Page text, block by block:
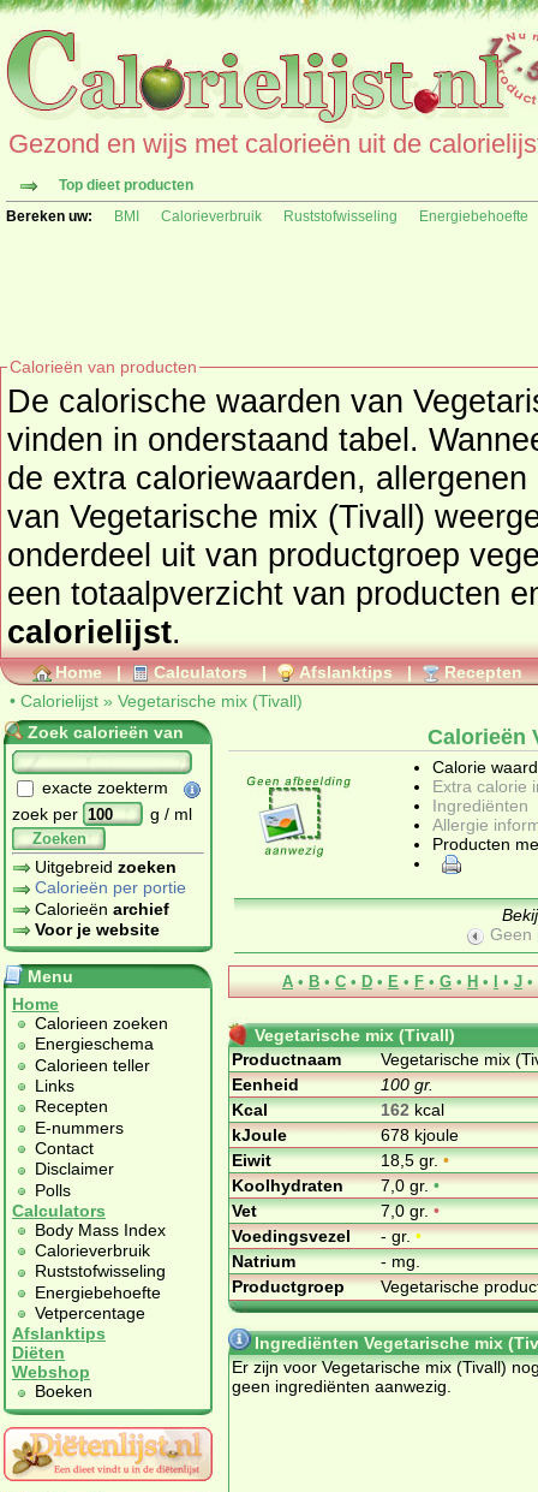
Gezond en wijs met calorieën uit de
Top dieet producten
Bereken uw:
BMI Calorieverbruik Ruststofwisseling Energiebehoefte
Calorieën van producten
De calorische waarden van
vinden in onderstaand tabel. Wanneer beschikbaar worden
de extra caloriewaarden,
van Vegetarische mix (Tivall) weergegeven.
onderdeel uit van productgroep
een
calorielijst.
Home | Calculators | Afslanktips | Recepten
• Calorielijst » Vegetarische mix (Tivall)
Zoek calorieën van
exacte zoekterm
zoek per
g / ml
Zoeken
Uitgebreid zoeken
Calorieën per portie
Calorieën archief
Voor je website
Menu
Home
Calorieen zoeken
Energieschema
Calorieen teller
Links
Recepten
E-nummers
Contact
Disclaimer
Polls
Calculators
Body Mass Index
Calorieverbruik
Ruststofwisseling
Energiebehoefte
Vetpercentage
Afslanktips
Diëten
Webshop
Boeken
Calorieën
Calorie
Extra calorie
Ingrediënten
Allergie
Producten
Geen
A • B • C • D • E • F • G • H • I • J •
Vegetarische mix (Tivall)
Productnaam
Vegetarische mix
Eenheid
100 gr.
Kcal
162kcal
kJoule
678 kjoule
Eiwit
18,5 gr.•
Koolhydraten
7,0 gr.•
Vet
7,0 gr.•
Voedingsvezel
- gr.•
Natrium
- mg.
Productgroep
Vegetarische
Ingrediënten Vegetarische mix
Er zijn voor Vegetarische mix (Tivall)
geen ingrediënten aanwezig.